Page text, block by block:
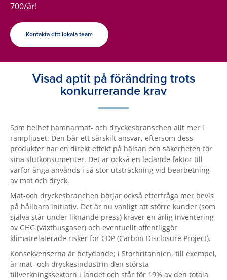
700/år!
Kontakta ditt lokala team
Visad aptit på förändring trots
konkurrerande krav
Som helhet hamnarmat- och dryckesbranschen allt mer i
rampljuset. Den bär ett särskilt ansvar, eftersom dess
produkter har en direkt effekt på hälsan och säkerheten för
sina slutkonsumenter. Det är också en ledande faktor till
varför ånga används i så stor utsträckning vid bearbetning
av mat och dryck.
Mat-och dryckesbranchen börjar också efterfråga mer bevis
på hållbara initiativ. Det är nu vanligt att större kunder (som
själva står under liknande press) kräver en årlig inventering
av GHG (växthusgaser) och eventuellt offentliggör
klimatrelaterade risker för CDP (Carbon Disclosure Project).
Konsekvenserna är betydande; i Storbritannien, till exempel,
är mat- och dryckesindustrin den största
tillverkningssektorn i landet och står för 19% av den totala